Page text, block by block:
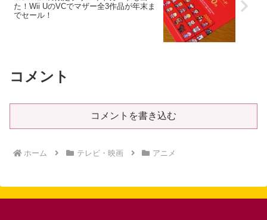
た！Wii UのVCでマザー全3作品が年末ま
でセール！
コメント
コメントを書き込む
ホーム テレビ・映画 アニメ